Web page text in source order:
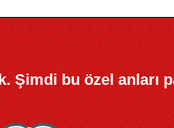
bu özel anları